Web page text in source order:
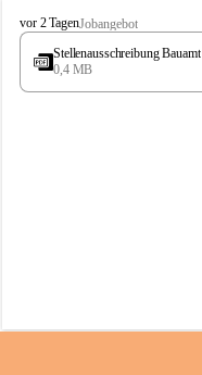
S
t
s
vor 2 TagenJobangebot
Stellenausschreibung Bauamt
0,4 MB